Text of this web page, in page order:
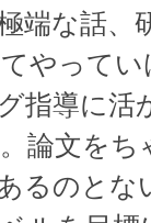
端な話、
やって
指導に活
論文を
るのと